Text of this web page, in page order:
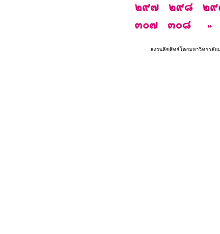
๒๙๗
๒๙๘
๒
๓๐๗
๓๐๘
สงวนลิขสิทธ์โดยมหาวิทยาลั